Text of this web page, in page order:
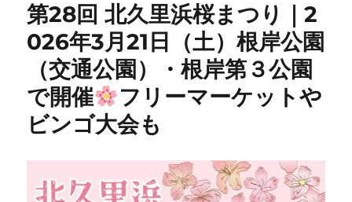
第28回 北久里浜桜まつり｜2
026年3月21日（土）根岸公園
（交通公園）・根岸第３公園
で開催
フリーマーケットや
ビンゴ大会も